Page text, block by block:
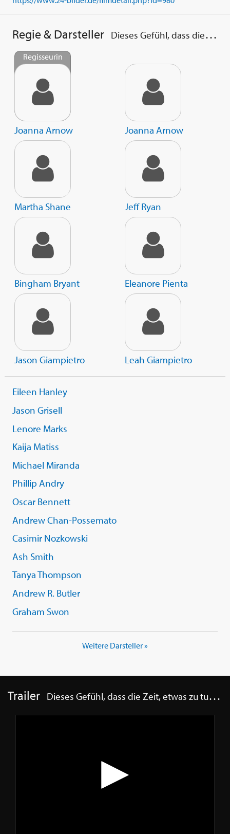
Regie & Darsteller Dieses Gefühl, dass die Zeit, etwas zu tun, vorbei ist
Regisseurin
Joanna Arnow Joanna Arnow
Martha Shane Jeff Ryan
Bingham Bryant Eleanore Pienta
Jason Giampietro Leah Giampietro
Eileen Hanley
Jason Grisell
Lenore Marks
Kaija Matiss
Michael Miranda
Phillip Andry
Oscar Bennett
Andrew Chan-Possemato
Casimir Nozkowski
Ash Smith
Tanya Thompson
Andrew R. Butler
Graham Swon
Weitere Darsteller »
Trailer Dieses Gefühl, dass die Zeit, etwas zu tun, vorbei ist